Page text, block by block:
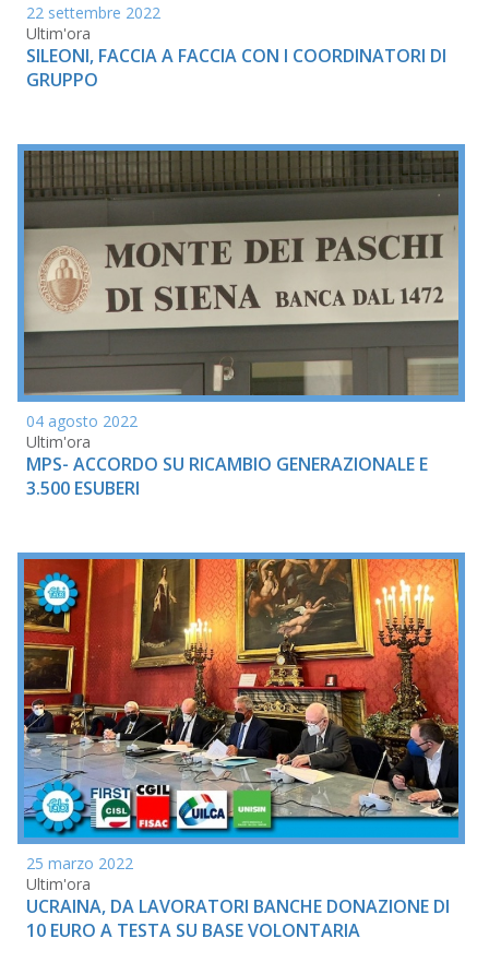
22 settembre 2022
Ultim'ora
SILEONI, FACCIA A FACCIA CON I COORDINATORI DI
GRUPPO
04 agosto 2022
Ultim'ora
MPS- ACCORDO SU RICAMBIO GENERAZIONALE E
3.500 ESUBERI
25 marzo 2022
Ultim'ora
UCRAINA, DA LAVORATORI BANCHE DONAZIONE DI
10 EURO A TESTA SU BASE VOLONTARIA